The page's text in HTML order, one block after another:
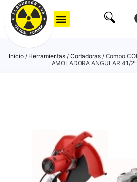
Inicio/ Herramientas/ Cortadoras/ Combo
AMOLADORA ANGULAR 41/